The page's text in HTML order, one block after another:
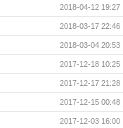
2018-04-12 19:27
2018-03-17 22:46
2018-03-04 20:53
2017-12-18 10:25
2017-12-17 21:28
2017-12-15 00:48
2017-12-03 16:00